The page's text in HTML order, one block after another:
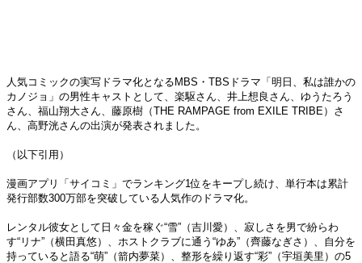
人気コミックの実写ドラマ化となるMBS・TBSドラマ「明日、私は誰かの
カノジョ」の男性キャストとして、楽駆さん、井上想良さん、ゆうたろう
さん、福山翔大さん、藤原樹（THE RAMPAGE from EXILE TRIBE）さ
ん、高野洸さんの出演が発表されました。
（以下引用）
漫画アプリ「サイコミ」でランキング1位をキープし続け、単行本は累計
発行部数300万部を突破している人気作のドラマ化。
レンタル彼女として日々金を稼ぐ“雪”（吉川愛）、寂しさを男で紛らわ
す“リナ”（横田真悠）、ホストクラブに通う“ゆあ”（齊藤なぎさ）、自分を
持っていると語る“萌”（箭内夢菜）、整形を繰り返す“彩”（宇垣美里）の5